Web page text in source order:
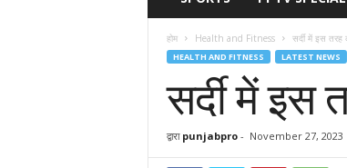
होम Health and Fitness सर्दी में इस
HEALTH AND FITNESS LATEST NEWS
सर्दी में इस
द्वारा punjabpro- November 27, 2023